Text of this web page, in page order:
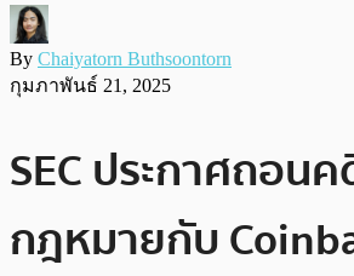
By Chaiyatorn Buthsoontorn
กุมภาพันธ์ 21, 2025
SEC ประกาศถอน
กฎหมายกับ